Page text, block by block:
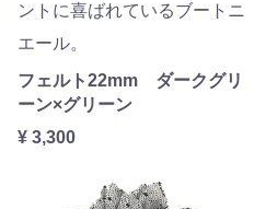
ントに喜ばれているブートニ
エール。
フェルト22mm ダークグリ
ーン×グリーン
¥ 3,300